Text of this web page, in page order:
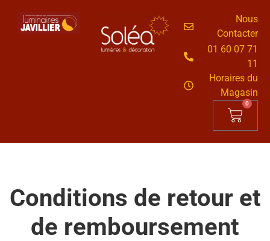
Nous
Contacter
01 60 07 71
11
Horaires du
Magasin
0
Conditions de retour et
de remboursement